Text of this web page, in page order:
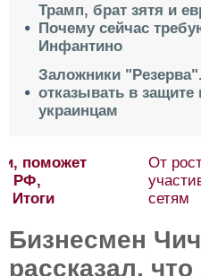
Трамп, брат зятя и
Почему сейчас
Инфантино
Заложники
отказывать в
украинцам
От роста цен до
участившиеся удары по
сетям
Бизнесмен
рассказал,